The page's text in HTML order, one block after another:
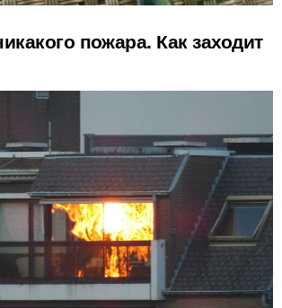
пожара. Как заходит